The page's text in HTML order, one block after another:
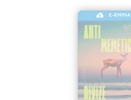
E-KNIHA